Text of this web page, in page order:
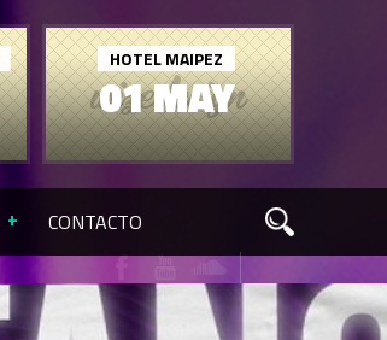
01 MAY
HOTEL MAIPEZ
CONTACTO